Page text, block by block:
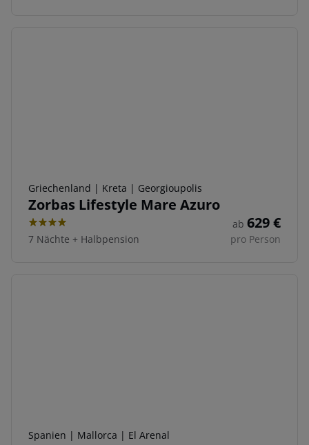
Griechenland | Kreta | Georgioupolis
Zorbas Lifestyle Mare Azuro
4
7 Nächte + Halbpension
ab 629€
pro Person
Spanien | Mallorca | El Arenal